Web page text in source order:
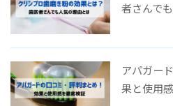
者さんで
アパガー
果と使用